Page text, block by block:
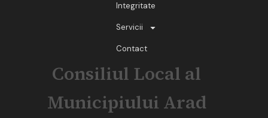
Integritate
Servicii
Contact
Consiliul Local al
Municipiului Arad